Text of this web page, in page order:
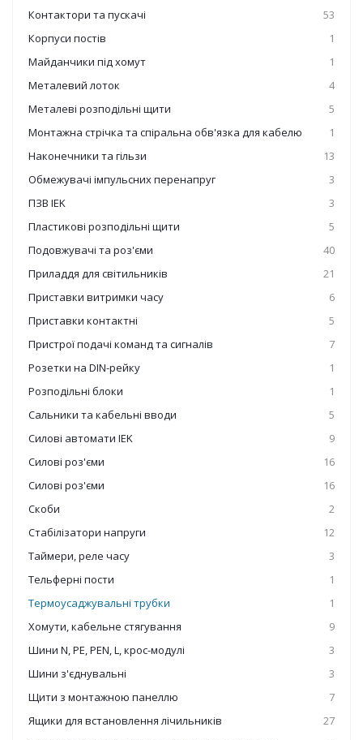
Контактори та пускачі
53
Корпуси постів
1
Майданчики під хомут
1
Металевий лоток
4
Металеві розподільні щити
5
Монтажна стрічка та спіральна обв'язка для кабелю
1
Наконечники та гільзи
13
Обмежувачі імпульсних перенапруг
3
ПЗВ IEK
3
Пластикові розподільні щити
5
Подовжувачі та роз'єми
40
Приладдя для світильників
21
Приставки витримки часу
6
Приставки контактні
5
Пристрої подачі команд та сигналів
7
Розетки на DIN-рейку
1
Розподільні блоки
1
Сальники та кабельні вводи
5
Силові автомати IEK
9
Силові роз'єми
16
Силові роз'єми
16
Скоби
2
Стабілізатори напруги
12
Таймери, реле часу
3
Тельферні пости
1
Термоусаджувальні трубки
1
Хомути, кабельне стягування
9
Шини N, PE, PEN, L, крос-модулі
3
Шини з'єднувальні
3
Щити з монтажною панеллю
7
Ящики для встановлення лічильників
27